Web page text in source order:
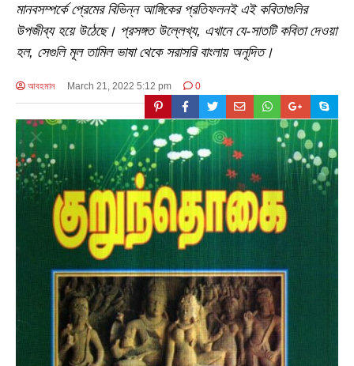
মানবসম্পর্কে প্রেমের বিভিন্ন আঙ্গিকের প্রতিফলনই এই কবিতাগুলির
উপজীব্য হয়ে উঠেছে। প্রসঙ্গত উল্লেখ্য, এখানে যে-সাতটি কবিতা দেওয়া
হল, সেগুলি মূল তামিল ভাষা থেকে সরাসরি বাংলায় অনূদিত।
আবহমান March 21, 2022 5:12 pm 0